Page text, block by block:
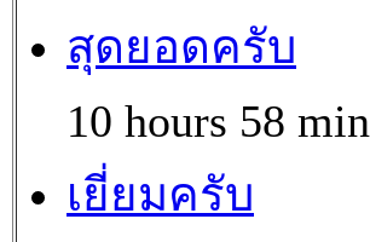
สุดยอดครับ
10 hours 58
เยี่ยมครับ